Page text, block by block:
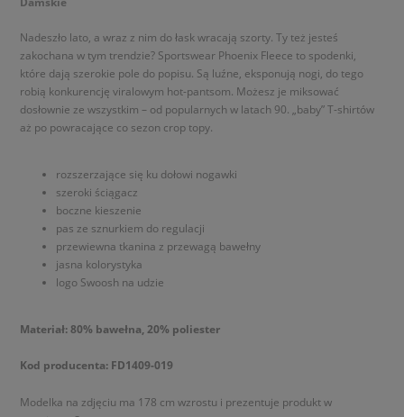
Nadeszło lato, a wraz z nim do łask wracają szorty. Ty też jesteś
zakochana w tym trendzie? Sportswear Phoenix Fleece to spodenki,
które dają szerokie pole do popisu. Są luźne, eksponują nogi, do tego
robią konkurencję viralowym hot-pantsom. Możesz je miksować
dosłownie ze wszystkim – od popularnych w latach 90. „baby” T-shirtów
aż po powracające co sezon crop topy.
rozszerzające się ku dołowi nogawki
szeroki ściągacz
boczne kieszenie
pas ze sznurkiem do regulacji
przewiewna tkanina z przewagą bawełny
jasna kolorystyka
logo Swoosh na udzie
Materiał: 80% bawełna, 20% poliester
Kod producenta: FD1409-019
Modelka na zdjęciu ma 178 cm wzrostu i prezentuje produkt w